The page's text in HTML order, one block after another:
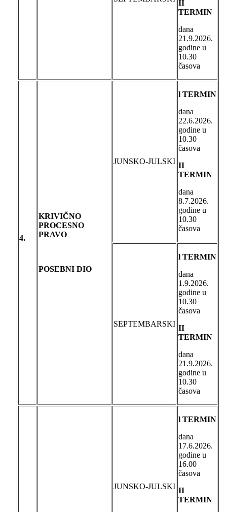
II
TERMIN
dana
21.9.2026.
godine u
10.30
časova
4.
KRIVIČNO
PROCESNO
PRAVO
POSEBNI DIO
JUNSKO-JULSKI
l TERMIN
dana
22.6.2026.
godine u
10.30
časova
II
TERMIN
dana
8.7.2026.
godine u
10.30
časova
SEPTEMBARSKI
l TERMIN
dana
1.9.2026.
godine u
10.30
časova
II
TERMIN
dana
21.9.2026.
godine u
10.30
časova
JUNSKO-JULSKI
l TERMIN
dana
17.6.2026.
godine u
16.00
časova
II
TERMIN